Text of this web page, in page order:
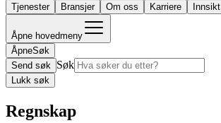
Tjenester
Bransjer Om oss Karriere Innsikt
Åpne hovedmeny
ÅpneSøk
Send søk Søk
Lukk søk
Regnskap